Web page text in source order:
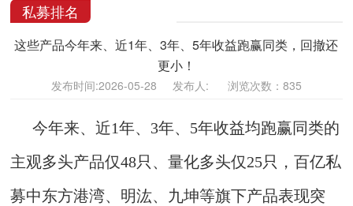
私募排名
这些产品今年来、近1年、3年、5年收益跑赢同类，回撤还
更小！
发布时间:2026-05-28 发布人: 浏览次数：835
今年来、近1年、3年、5年收益均跑赢同类的
主观多头产品仅48只、量化多头仅25只，百亿私
募中东方港湾、明汯、九坤等旗下产品表现突